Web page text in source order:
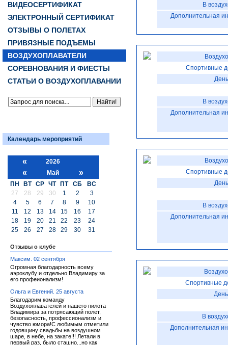
ВИДЕОСЕРТИФИКАТ
ЭЛЕКТРОННЫЙ СЕРТИФИКАТ
ОТЗЫВЫ О ПОЛЕТАХ
ПРИВЯЗНЫЕ ПОДЪЕМЫ
ВОЗДУХОПЛАВАТЕЛИ
СОРЕВНОВАНИЯ И ФИЕСТЫ
СТАТЬИ О ВОЗДУХОПЛАВАНИИ
Календарь мероприятий
« 2026
« Май »
ПН ВТ СР ЧТ ПТ СБ
ВС
27
28 29 30 1 2
3
4
5 6 7 8 9
10
11
12 13 14 15 16
17
18
19 20 21 22 23
24
25
26 27 28 29 30 31
Отзывы о клубе
Максим. 02 сентября
Огромная благодарность всему
аэроклубу и отдельно Владимиру за
его профеионализм!
Ольга и Евгений. 25 августа
Благодарим команду
Воздухоплавателей и нашего пилота
Владимира за потрясающий полет,
безопасность, профессионализм и
чувство юмора!С любимым отметили
годовщину свадьбы на воздушном
шаре, в небе, на закате!!! Летали в
первый раз, было сташно...но как
В
Дополнительная
Спортивные
В
Дополнительная
Спортивные
В
Дополнительная
Спортивные
В
Дополнительная